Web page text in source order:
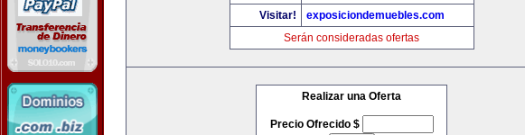
Visitar!
exposiciondemuebles.com
Serán consideradas ofertas
Realizar una Oferta
Precio Ofrecido $